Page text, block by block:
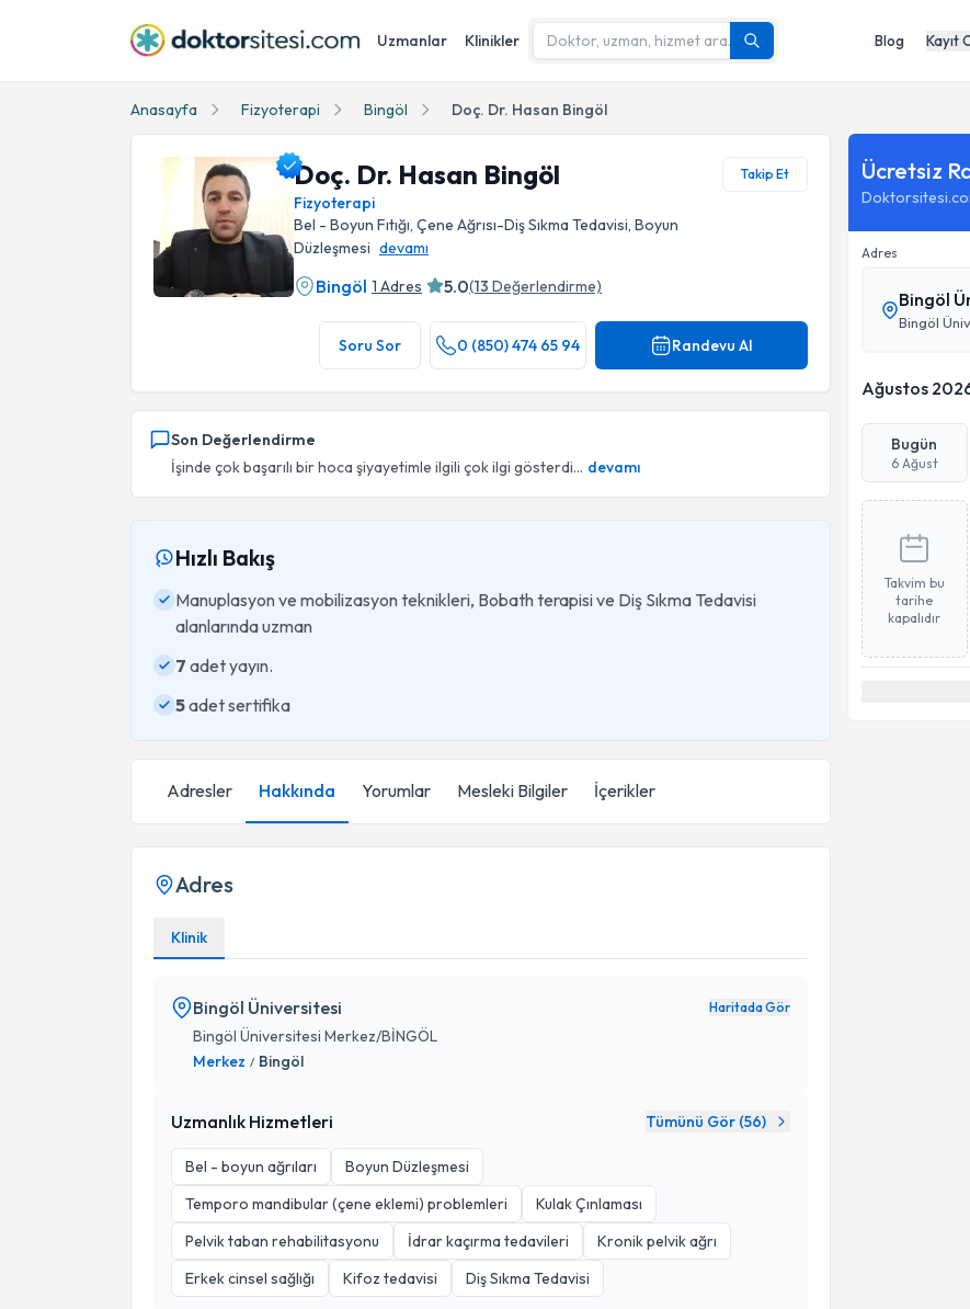
Uzmanlar Klinikler Blog Kayıt
Anasayfa Fizyoterapi Bingöl Doç. Dr. Hasan Bingöl
Doç. Dr. Hasan Bingöl Takip Et
Fizyoterapi
Bel - Boyun Fıtığı, Çene Ağrısı-Diş Sıkma Tedavisi, Boyun
Düzleşmesi devamı
Bingöl 1 Adres 5.0(13 Değerlendirme)
Soru Sor 0 (850) 474 65 94 Randevu Al
Son Değerlendirme
İşinde çok başarılı bir hoca şiyayetimle ilgili çok ilgi gösterdi... devamı
Hızlı Bakış
Manuplasyon ve mobilizasyon teknikleri, Bobath terapisi ve Diş Sıkma Tedavisi
alanlarında uzman
7 adet yayın.
5adet sertifika
Adresler Hakkında Yorumlar Mesleki Bilgiler İçerikler
Adres
Klinik
Bingöl Üniversitesi Haritada Gör
Bingöl Üniversitesi Merkez/BİNGÖL
Merkez / Bingöl
Uzmanlık Hizmetleri Tümünü Gör (56)
Bel - boyun ağrıları
Boyun Düzleşmesi
Temporo mandibular (çene eklemi) problemleri
Kulak Çınlaması
Pelvik taban rehabilitasyonu
İdrar kaçırma tedavileri
Kronik pelvik ağrı
Erkek cinsel sağlığı
Kifoz tedavisi Diş Sıkma Tedavisi
Ücretsiz
Adres
Bingöl
Bingöl
Ağustos
Bugün
6 Ağust
Takvim bu
tarihe
kapalıdır